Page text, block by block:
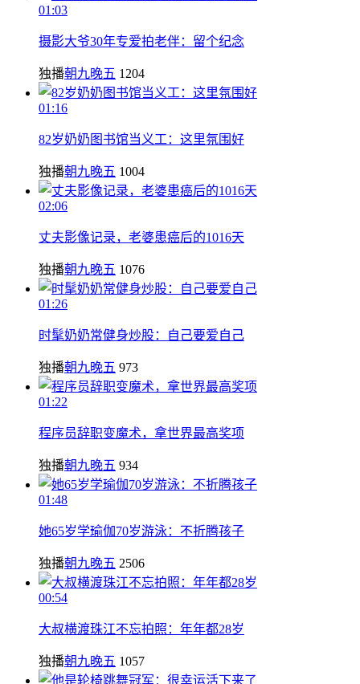
01:03
摄影大爷30年专爱拍老伴：留个纪念
独播朝九晚五 1204
01:16
82岁奶奶图书馆当义工：这里氛围好
独播朝九晚五 1004
02:06
丈夫影像记录，老婆患癌后的1016天
独播朝九晚五 1076
01:26
时髦奶奶常健身炒股：自己要爱自己
独播朝九晚五 973
01:22
程序员辞职变魔术，拿世界最高奖项
独播朝九晚五 934
01:48
她65岁学瑜伽70岁游泳：不折腾孩子
独播朝九晚五 2506
00:54
大叔横渡珠江不忘拍照：年年都28岁
独播朝九晚五 1057